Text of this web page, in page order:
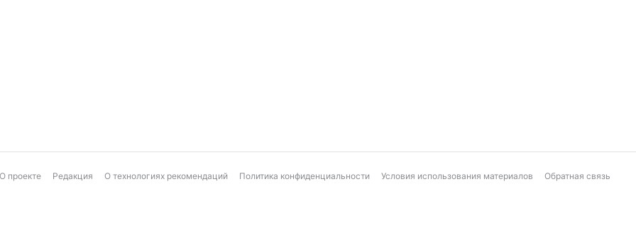
О проекте Редакция О технологиях рекомендаций Политика конфиденциальности Условия использования материалов Обратная связь